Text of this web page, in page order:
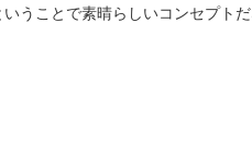
うことで素晴らしいコンセプ